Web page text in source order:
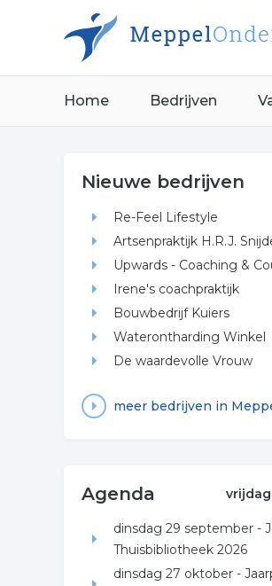
Home Bedrijven
Nieuwe bedrijven
Re-Feel Lifestyle
Artsenpraktijk H.R.J.
Upwards - Coaching &
Irene's coachpraktijk
Bouwbedrijf Kuiers
Waterontharding Winkel
De waardevolle Vrouw
meer bedrijven in
Agenda
dinsdag 29 september -
Thuisbibliotheek 2026
dinsdag 27 oktober -